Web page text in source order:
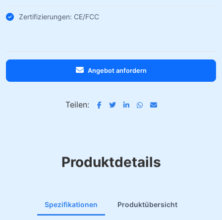
Zertifizierungen: CE/FCC
Angebot anfordern
Teilen:
Produktdetails
Spezifikationen Produktübersicht